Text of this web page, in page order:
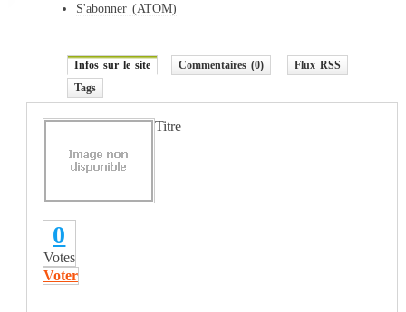
S'abonner (ATOM)
Infos sur le site Commentaires (0)
Flux RSS
Tags
0
Votes
Voter
Titre